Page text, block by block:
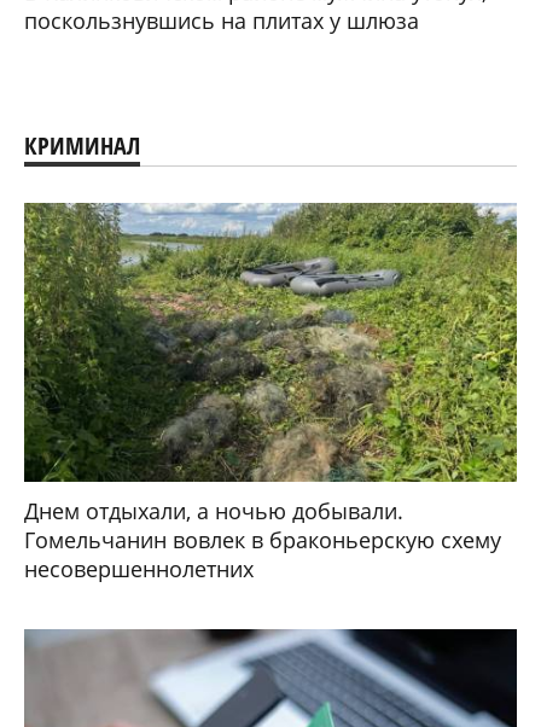
поскользнувшись на плитах у шлюза
КРИМИНАЛ
Днем отдыхали, а ночью добывали.
Гомельчанин вовлек в браконьерскую схему
несовершеннолетних